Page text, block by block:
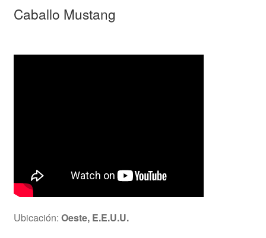
Caballo Mustang
Ubicación: Oeste, E.E.U.U.